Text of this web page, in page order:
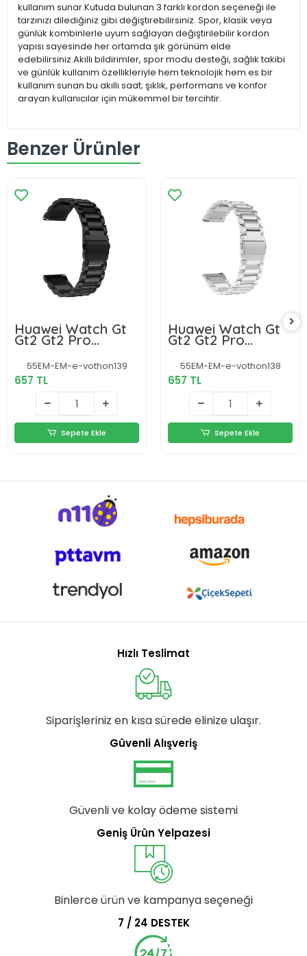
kullanım sunar.Kutuda bulunan 3 farklı kordon seçeneği ile
tarzınızı dilediğiniz gibi değiştirebilirsiniz. Spor, klasik veya
günlük kombinlerle uyum sağlayan değiştirilebilir kordon
yapısı sayesinde her ortamda şık görünüm elde
edebilirsiniz.Akıllı bildirimler, spor modu desteği, sağlık takibi
ve günlük kullanım özellikleriyle hem teknolojik hem es bir
kullanım sunan bu akıllı saat; şıklık, performans ve konfor
arayan kullanıcılar için mükemmel bir tercihtir.
Benzer Ürünler
Huawei Watch Gt
Gt2 Gt2 Pro
Uyumlu Classic
Çelik Metal
Kordon 46mm
55EM-EM-e-vothon139
657 TL
Sepete Ekle
Huawei Watch Gt
Gt2 Gt2 Pro
Classic Çelik Metal
Kordon 46 Mm
55EM-EM-e-vothon138
657 TL
Sepete Ekle
Hızlı Teslimat
Siparişleriniz en kısa sürede elinize ulaşır.
Güvenli Alışveriş
Güvenli ve kolay ödeme sistemi
Geniş Ürün Yelpazesi
Binlerce ürün ve kampanya seçeneği
7 / 24 DESTEK